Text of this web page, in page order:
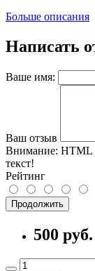
Больше описания
Написать
Ваше имя:
Ваш отзыв
Внимание: HTML
текст!
Рейтинг
Продолжить
500 руб.